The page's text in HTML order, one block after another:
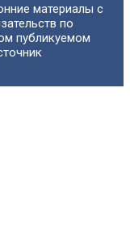
материалы с
по
публикуемом